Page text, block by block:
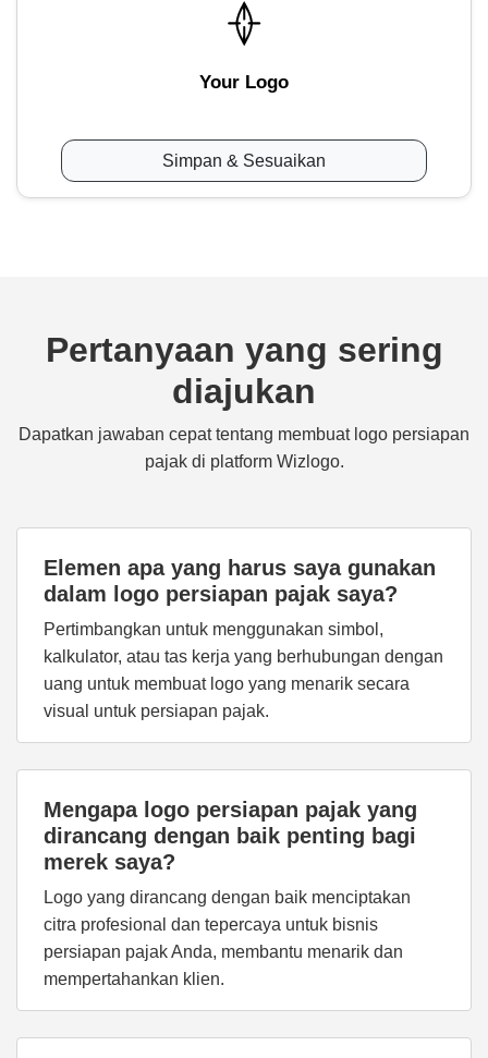
Your Logo
Simpan & Sesuaikan
Pertanyaan yang sering
diajukan
Dapatkan jawaban cepat tentang membuat logo persiapan
pajak di platform Wizlogo.
Elemen apa yang harus saya gunakan
dalam logo persiapan pajak saya?
Pertimbangkan untuk menggunakan simbol,
kalkulator, atau tas kerja yang berhubungan dengan
uang untuk membuat logo yang menarik secara
visual untuk persiapan pajak.
Mengapa logo persiapan pajak yang
dirancang dengan baik penting bagi
merek saya?
Logo yang dirancang dengan baik menciptakan
citra profesional dan tepercaya untuk bisnis
persiapan pajak Anda, membantu menarik dan
mempertahankan klien.